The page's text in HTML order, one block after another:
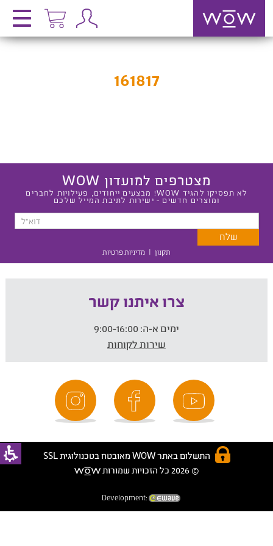
161817
מצטרפים למועדון WOW
לא תפסיקו להגיד WOW! מבצעים ייחודים, פעילויות לחברים
ומוצרים חדשים - ישירות לתיבת המייל שלכם
תקנון | מדיניות פרטיות
צרו איתנו קשר
ימים א-ה:
שירות לקוחות
התשלום באתר WOW מאובטח בטכנולוגית SSL
© 2026 כל הזכויות שמורות
Development: